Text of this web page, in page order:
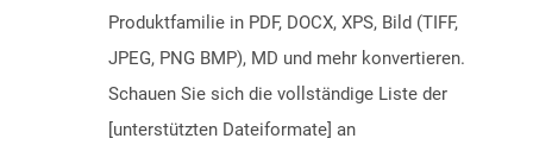
Produktfamilie in PDF, DOCX, XPS, Bild (TIFF,
JPEG, PNG BMP), MD und mehr konvertieren.
Schauen Sie sich die vollständige Liste der
[unterstützten Dateiformate] an